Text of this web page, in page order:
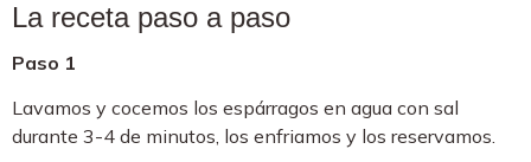
La receta paso a paso
Paso 1
Lavamos y cocemos los espárragos en agua con sal
durante 3-4 de minutos, los enfriamos y los reservamos.